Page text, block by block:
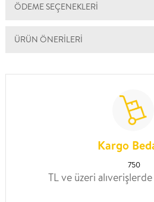
ÖDEME SEÇENEKLERI
ÜRÜN ÖNERILERI
Kargo
750
TL ve üzeri